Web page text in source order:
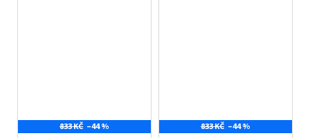
833 KČ –44 % 833 KČ –44 %